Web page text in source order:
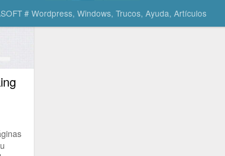
# Wordpress, Windows, Trucos, Ayuda, Artículos